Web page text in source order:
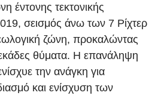
έντονης τεκτονικής
σεισμός άνω των 7 Ρίχτερ
ζώνη, προκαλώντας
θύματα. Η επανάληψη
την ανάγκη για
και ενίσχυση των